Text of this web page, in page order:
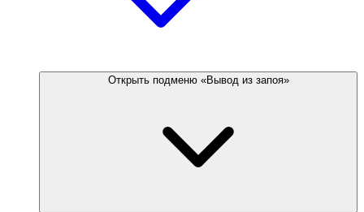
Открыть подменю «Вывод из запоя»